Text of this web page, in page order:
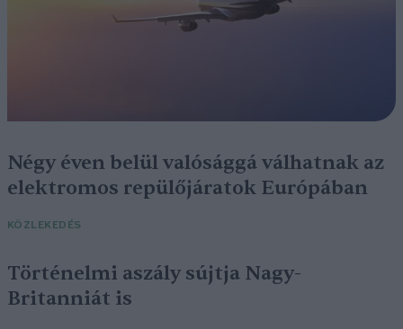
Négy éven belül valósággá válhatnak az
elektromos repülőjáratok Európában
KÖZLEKEDÉS
Történelmi aszály sújtja Nagy-
Britanniát is